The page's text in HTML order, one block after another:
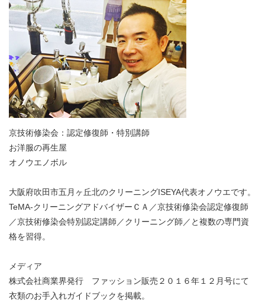
京技術修染会：認定修復師・特別講師
お洋服の再生屋
オノウエノボル
大阪府吹田市五月ヶ丘北のクリーニングISEYA代表オノウエです。
TeMA-クリーニングアドバイザーＣＡ／京技術修染会認定修復師
／京技術修染会特別認定講師／クリーニング師／と複数の専門資
格を習得。
メディア
株式会社商業界発行 ファッション販売２０１６年１２月号にて
衣類のお手入れガイドブックを掲載。